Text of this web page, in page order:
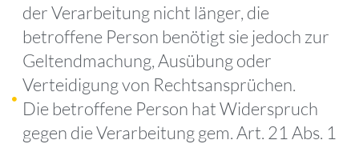
der Verarbeitung nicht länger, die
betroffene Person benötigt sie jedoch zur
Geltendmachung, Ausübung oder
Verteidigung von Rechtsansprüchen.
Die betroffene Person hat Widerspruch
gegen die Verarbeitung gem. Art. 21 Abs. 1